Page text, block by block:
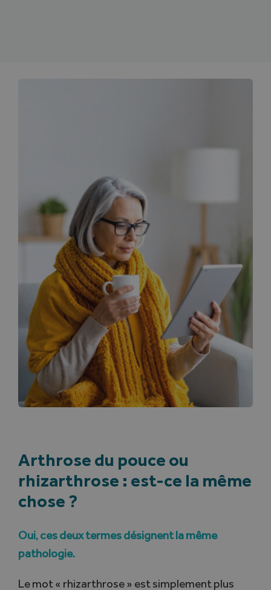
Arthrose du pouce ou
rhizarthrose : est-ce la même
chose ?
Oui, ces deux termes désignent la même
pathologie.
Le mot « rhizarthrose » est simplement plus